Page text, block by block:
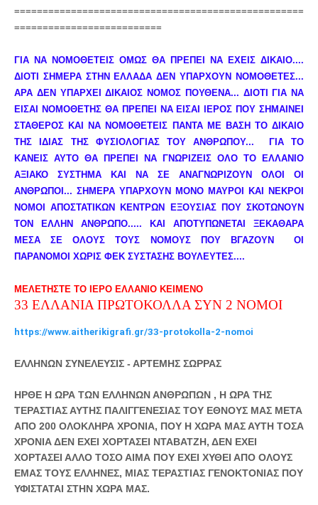
===================================================
==========================
ΓΙΑ ΝΑ ΝΟΜΟΘΕΤΕΙΣ ΟΜΩΣ ΘΑ ΠΡΕΠΕΙ ΝΑ ΕΧΕΙΣ ΔΙΚΑΙΟ....
ΔΙΟΤΙ ΣΗΜΕΡΑ ΣΤΗΝ ΕΛΛΑΔΑ ΔΕΝ ΥΠΑΡΧΟΥΝ ΝΟΜΟΘΕΤΕΣ...
ΑΡΑ ΔΕΝ ΥΠΑΡΧΕΙ ΔΙΚΑΙΟΣ ΝΟΜΟΣ ΠΟΥΘΕΝΑ... ΔΙΟΤΙ ΓΙΑ ΝΑ
ΕΙΣΑΙ ΝΟΜΟΘΕΤΗΣ ΘΑ ΠΡΕΠΕΙ ΝΑ ΕΙΣΑΙ ΙΕΡΟΣ ΠΟΥ ΣΗΜΑΙΝΕΙ
ΣΤΑΘΕΡΟΣ ΚΑΙ ΝΑ ΝΟΜΟΘΕΤΕΙΣ ΠΑΝΤΑ ΜΕ ΒΑΣΗ ΤΟ ΔΙΚΑΙΟ
ΤΗΣ ΙΔΙΑΣ ΤΗΣ ΦΥΣΙΟΛΟΓΙΑΣ ΤΟΥ ΑΝΘΡΩΠΟΥ... ΓΙΑ ΤΟ
ΚΑΝΕΙΣ ΑΥΤΟ ΘΑ ΠΡΕΠΕΙ ΝΑ ΓΝΩΡΙΖΕΙΣ ΟΛΟ ΤΟ ΕΛΛΑΝΙΟ
ΑΞΙΑΚΟ ΣΥΣΤΗΜΑ ΚΑΙ ΝΑ ΣΕ ΑΝΑΓΝΩΡΙΖΟΥΝ ΟΛΟΙ ΟΙ
ΑΝΘΡΩΠΟΙ... ΣΗΜΕΡΑ ΥΠΑΡΧΟΥΝ ΜΟΝΟ ΜΑΥΡΟΙ ΚΑΙ ΝΕΚΡΟΙ
ΝΟΜΟΙ ΑΠΟΣΤΑΤΙΚΩΝ ΚΕΝΤΡΩΝ ΕΞΟΥΣΙΑΣ ΠΟΥ ΣΚΟΤΩΝΟΥΝ
ΤΟΝ ΕΛΛΗΝ ΑΝΘΡΩΠΟ..... ΚΑΙ ΑΠΟΤΥΠΩΝΕΤΑΙ ΞΕΚΑΘΑΡΑ
ΜΕΣΑ ΣΕ ΟΛΟΥΣ ΤΟΥΣ ΝΟΜΟΥΣ ΠΟΥ ΒΓΑΖΟΥΝ ΟΙ
ΠΑΡΑΝΟΜΟΙ ΧΩΡΙΣ ΦΕΚ ΣΥΣΤΑΣΗΣ ΒΟΥΛΕΥΤΕΣ....
ΜΕΛΕΤΗΣΤΕ ΤΟ ΙΕΡΟ ΕΛΛΑΝΙΟ ΚΕΙΜΕΝΟ
33 ΕΛΛΑΝΙΑ ΠΡΩΤΟΚΟΛΛΑ ΣΥΝ 2 ΝΟΜΟΙ
https://www.aitherikigrafi.gr/33-protokolla-2-nomoi
ΕΛΛΗΝΩΝ ΣΥΝΕΛΕΥΣΙΣ - ΑΡΤΕΜΗΣ ΣΩΡΡΑΣ
ΗΡΘΕ Η ΩΡΑ ΤΩΝ ΕΛΛΗΝΩΝ ΑΝΘΡΩΠΩΝ , Η ΩΡΑ ΤΗΣ
ΤΕΡΑΣΤΙΑΣ ΑΥΤΗΣ ΠΑΛΙΓΓΕΝΕΣΙΑΣ ΤΟΥ ΕΘΝΟΥΣ ΜΑΣ ΜΕΤΑ
ΑΠΟ 200 ΟΛΟΚΛΗΡΑ ΧΡΟΝΙΑ, ΠΟΥ Η ΧΩΡΑ ΜΑΣ ΑΥΤΗ ΤΟΣΑ
ΧΡΟΝΙΑ ΔΕΝ ΕΧΕΙ ΧΟΡΤΑΣΕΙ ΝΤΑΒΑΤΖΗ, ΔΕΝ ΕΧΕΙ
ΧΟΡΤΑΣΕΙ ΑΛΛΟ ΤΟΣΟ ΑΙΜΑ ΠΟΥ ΕΧΕΙ ΧΥΘΕΙ ΑΠΟ ΟΛΟΥΣ
ΕΜΑΣ ΤΟΥΣ ΕΛΛΗΝΕΣ, ΜΙΑΣ ΤΕΡΑΣΤΙΑΣ ΓΕΝΟΚΤΟΝΙΑΣ ΠΟΥ
ΥΦΙΣΤΑΤΑΙ ΣΤΗΝ ΧΩΡΑ ΜΑΣ.